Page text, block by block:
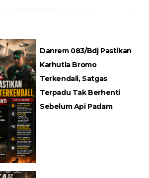
Danrem 083/Bdj Pastikan
Karhutla Bromo
Terkendali, Satgas
Terpadu Tak Berhenti
Sebelum Api Padam